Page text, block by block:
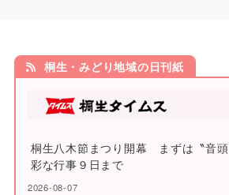
桐生・みどり地域の日刊紙
桐生八木節まつり開幕 まずは〝音
彩な行事９日まで
2026-08-07